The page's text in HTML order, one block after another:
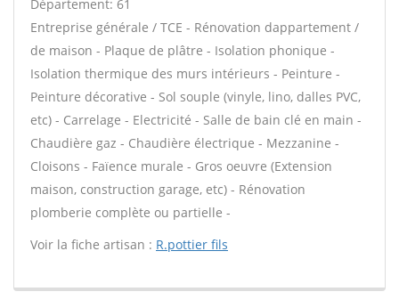
Département: 61
Entreprise générale / TCE - Rénovation dappartement /
de maison - Plaque de plâtre - Isolation phonique -
Isolation thermique des murs intérieurs - Peinture -
Peinture décorative - Sol souple (vinyle, lino, dalles PVC,
etc) - Carrelage - Electricité - Salle de bain clé en main -
Chaudière gaz - Chaudière électrique - Mezzanine -
Cloisons - Faïence murale - Gros oeuvre (Extension
maison, construction garage, etc) - Rénovation
plomberie complète ou partielle -
Voir la fiche artisan : R.pottier fils